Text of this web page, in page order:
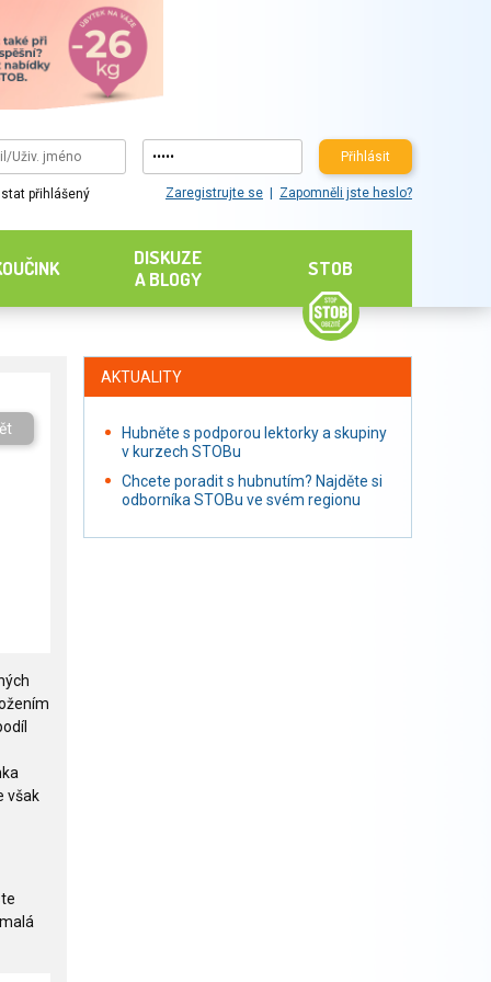
Přihlásit
přihlášený Zaregistrujte se Zapomněli jste heslo?
DISKUZE
A BLOGY
STOB
však
AKTUALITY
Hubněte s podporou lektorky a skupiny
v kurzech STOBu
Chcete poradit s hubnutím? Najděte si
odborníka STOBu ve svém regionu